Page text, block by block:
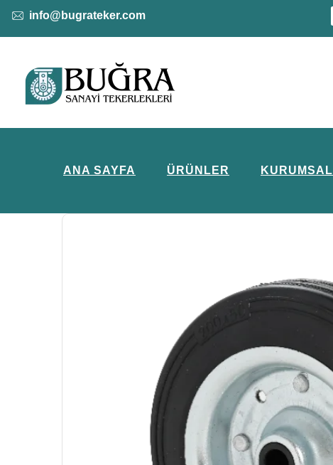
info@bugrateker.com
ANA SAYFA ÜRÜNLER KURUMSAL